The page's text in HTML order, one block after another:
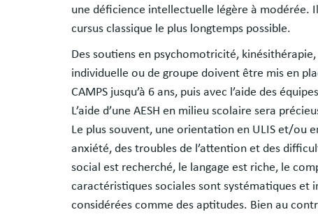
une déficience intellectuelle légère à modérée.
cursus classique le plus longtemps possible.
Des soutiens en psychomotricité,
individuelle ou de groupe doivent être mis en
CAMPS jusqu’à 6 ans, puis avec l’aide des
L’aide d’une AESH en milieu scolaire sera
Le plus souvent, une orientation en ULIS et/ou
anxiété, des troubles de l’attention et des
social est recherché, le langage est riche, le
caractéristiques sociales sont systématiques et
considérées comme des aptitudes. Bien au